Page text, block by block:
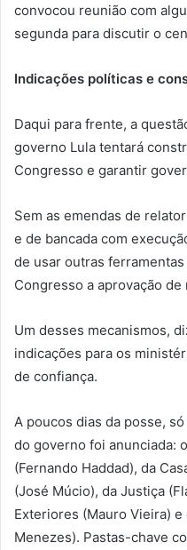
convocou reunião com
segunda para discutir o
Indicações políticas e
Daqui para frente, a
governo Lula tentará
Congresso e garantir
Sem as emendas de
e de bancada com
de usar outras
Congresso a aprovação
Um desses mecanismos,
indicações para os
de confiança.
A poucos dias da posse,
do governo foi anunciada:
(Fernando Haddad), da
(José Múcio), da Justiça
Exteriores (Mauro Vieira)
Menezes). Pastas-chave